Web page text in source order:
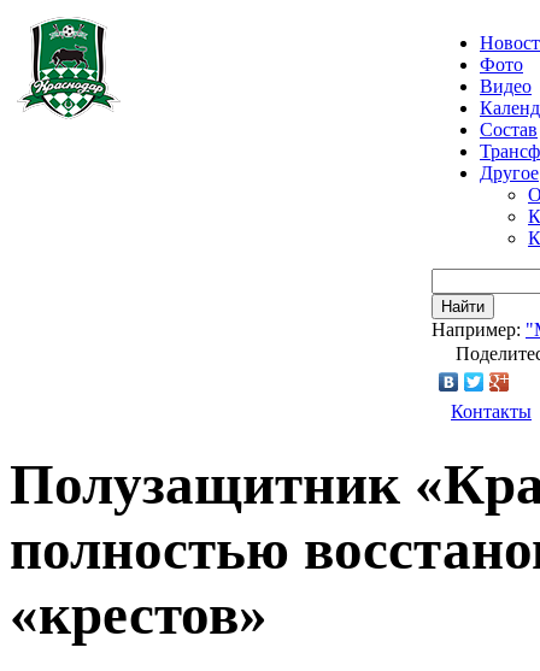
Фото
Видео
Состав
Другое
Найти
Например:
Контакты
Полузащитник
полностью
«крестов»